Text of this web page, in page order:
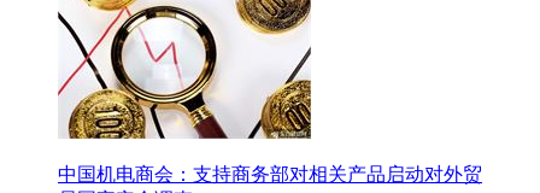
中国机电商会：支持商务部对相关产品启动对外贸